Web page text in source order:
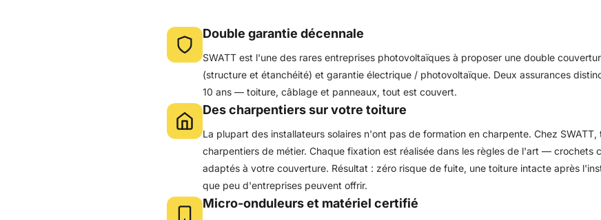
Double garantie décennale
SWATT est l'une des rares entreprises photovoltaïques à proposer une double
(structure et étanchéité) et garantie électrique / photovoltaïque. Deux assurances
10 ans — toiture, câblage et panneaux, tout est couvert.
Des charpentiers sur votre toiture
La plupart des installateurs solaires n'ont pas de formation en charpente. Chez SWATT,
charpentiers de métier. Chaque fixation est réalisée dans les règles de l'art — crochets
adaptés à votre couverture. Résultat : zéro risque de fuite, une toiture intacte après
que peu d'entreprises peuvent offrir.
Micro-onduleurs et matériel certifié